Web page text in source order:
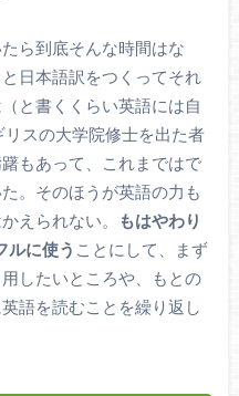
ら到底そんな時間はな
日本語訳をつくってそれ
と書くくらい英語には自
スの大学院修士を出た者
もあって、これまではで
。そのほうが英語の力も
えられない。
もはやわり
ルに使う ことにして、まず
したいところや、もとの
語を読むことを繰り返し